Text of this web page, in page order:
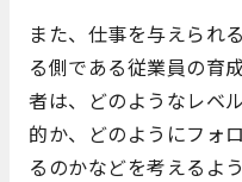
また、仕事を与えられ
る側である従業員の育
者は、どのようなレベ
的か、どのようにフォ
るのかなどを考えるよ